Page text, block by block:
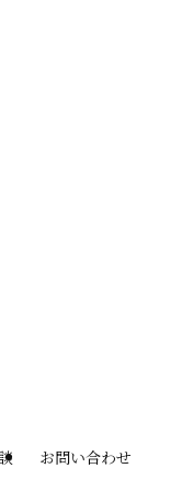
お問い合わせ